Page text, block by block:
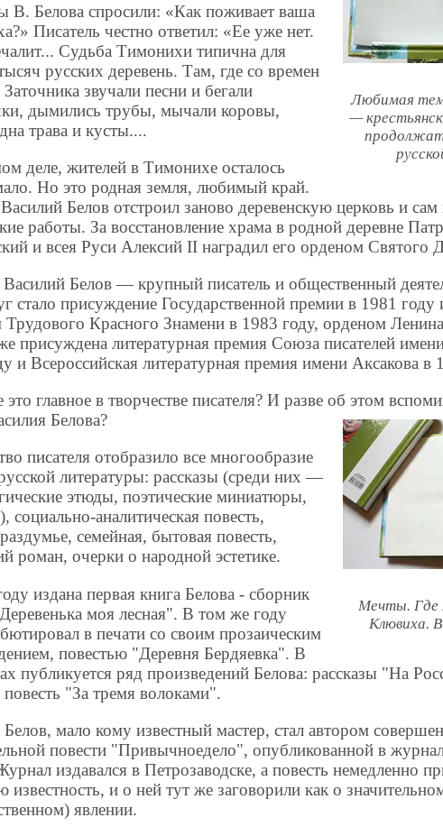
Любимая
—
В. Белова спросили: «Как поживает ваша
Писатель честно ответил: «Ее уже нет.
Судьба Тимонихи типична для
русских деревень. Там, где со времен
звучали песни и бегали
дымились трубы, мычали коровы,
трава и кусты....
деле, жителей в Тимонихе осталось
Но это родная земля, любимый край.
Белов отстроил заново деревенскую церковь и
работы. За восстановление храма в родной деревне
и всея Руси Алексий II наградил его орденом Святого
Василий Белов — крупный писатель и общественный
стало присуждение Государственной премии в 1981 году
Трудового Красного Знамени в 1983 году, орденом
присуждена литературная премия Союза писателей
и Всероссийская литературная премия имени Аксакова в
это главное в творчестве писателя? И разве об этом
Белова?
Мечты. Где
Клювиха.
писателя отобразило все многообразие
литературы: рассказы (среди них —
этюды, поэтические миниатюры,
социально-аналитическая повесть,
семейная, бытовая повесть,
роман, очерки о народной эстетике.
издана первая книга Белова - сборник
моя лесная". В том же году
в печати со своим прозаическим
повестью "Деревня Бердяевка". В
публикуется ряд произведений Белова: рассказы "На
"За тремя волоками".
мало кому известный мастер, стал автором
повести "Привычноедело", опубликованной в
издавался в Петрозаводске, а повесть немедленно
и о ней тут же заговорили как о
явлении.